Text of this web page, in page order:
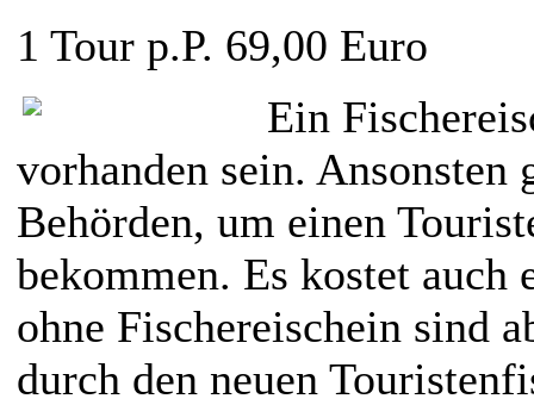
1 Tour p.P. 69,00 Euro
Ein
vorhanden sein. Ansonsten
Behörden, um einen
bekommen. Es kostet auch
ohne Fischereischein sind
durch den neuen